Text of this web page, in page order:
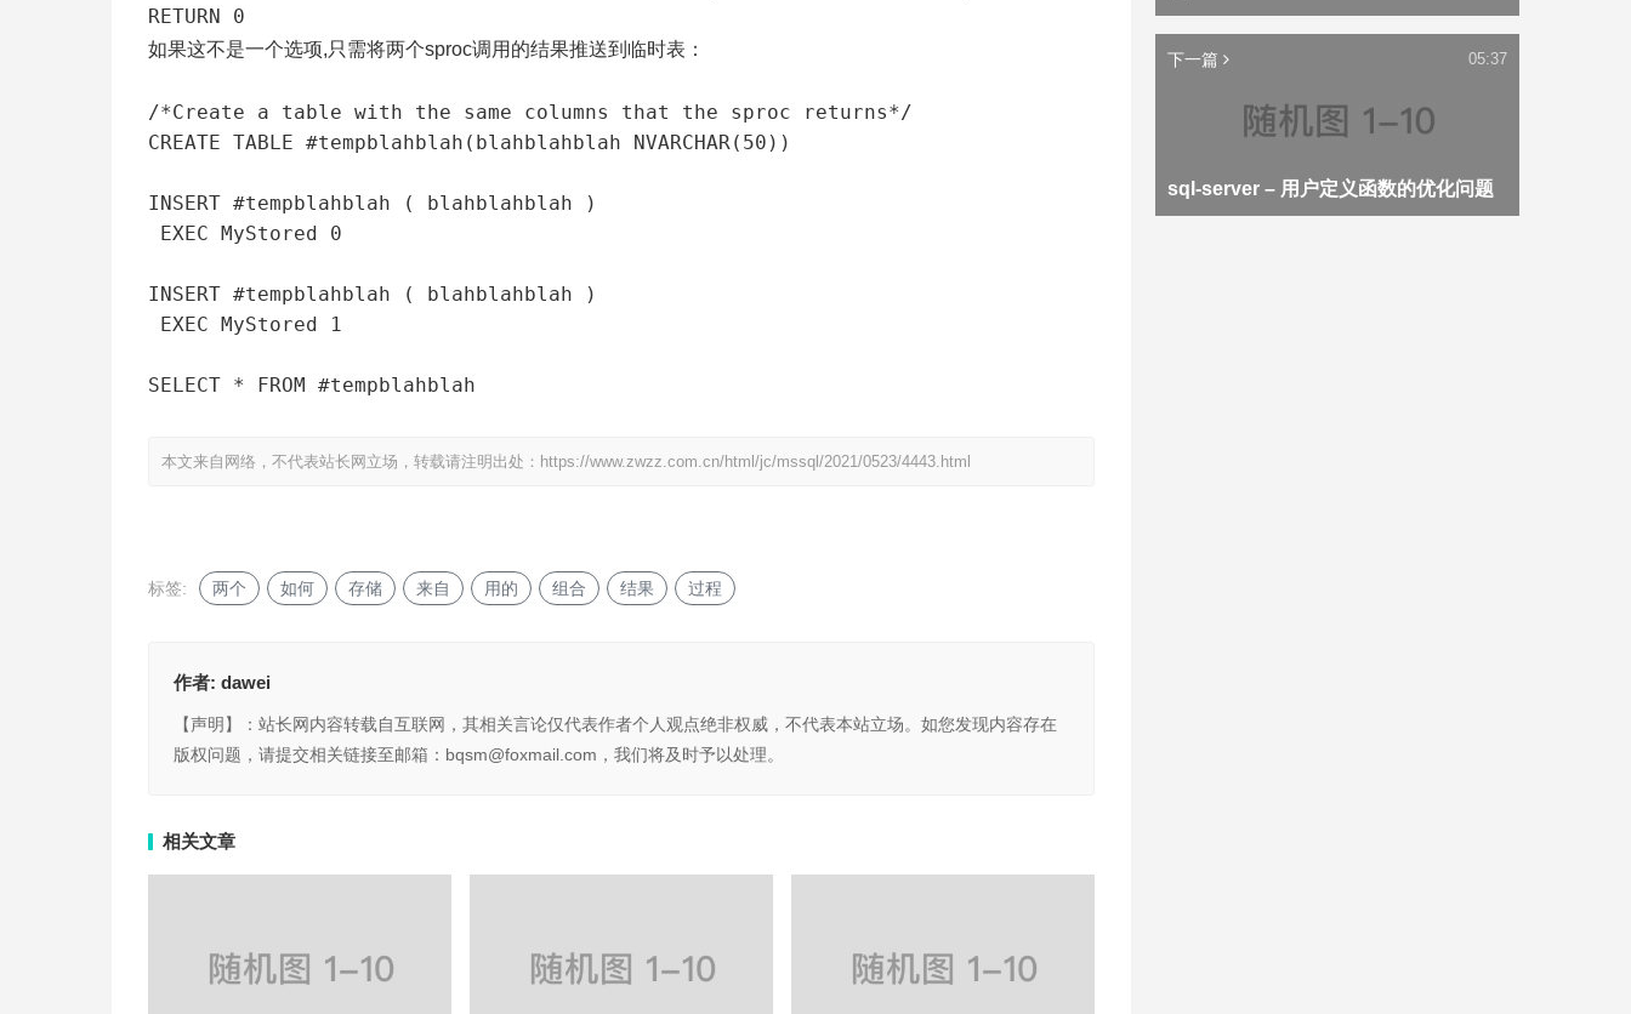
RETURN 0
如果这不是一个选项,只需将两个sproc调用的结果推送到临时表：
/*Create a table with the same columns that the sproc returns*/
CREATE TABLE #tempblahblah(blahblahblah NVARCHAR(50))
INSERT #tempblahblah ( blahblahblah )
INSERT #tempblahblah ( blahblahblah )
SELECT * FROM #tempblahblah
本文来自网络，不代表站长网立场，转载请注明出处： https://www.zwzz.com.cn/html/jc/mssql/2021/0523/4443.html
标签: 两个 如何 存储 来自 用的 组合 结果 过程
作者: dawei
【声明】：站长网内容转载自互联网，其相关言论仅代表作者个人观点绝非权威，不代表本站立场。如您发现内容存在
版权问题，请提交相关链接至邮箱：bqsm@foxmail.com，我们将及时予以处理。
相关文章
下一篇
sql-server – 用户定义函数的优化问题
05:37